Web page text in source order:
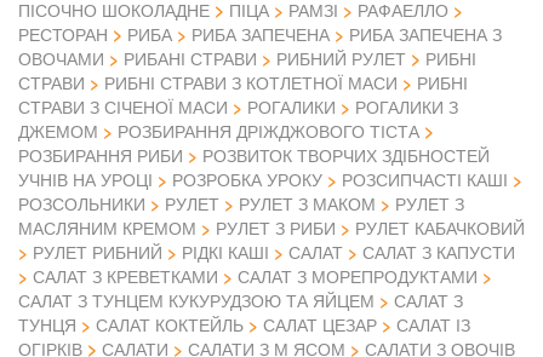
ПІСОЧНО ШОКОЛАДНЕ
ПІЦА РАМЗІ
РАФАЕЛЛО
РЕСТОРАН
РИБА РИБА ЗАПЕЧЕНА
РИБА ЗАПЕЧЕНА З
ОВОЧАМИ
РИБАНІ СТРАВИ РИБНИЙ РУЛЕТ
РИБНІ
СТРАВИ
РИБНІ СТРАВИ З КОТЛЕТНОЇ МАСИ
РИБНІ
СТРАВИ З СІЧЕНОЇ МАСИ
РОГАЛИКИ
РОГАЛИКИ З
ДЖЕМОМ
РОЗБИРАННЯ ДРІЖДЖОВОГО ТІСТА
РОЗБИРАННЯ РИБИ
РОЗВИТОК ТВОРЧИХ ЗДІБНОСТЕЙ
УЧНІВ НА УРОЦІ
РОЗРОБКА УРОКУ
РОЗСИПЧАСТІ КАШІ
РОЗСОЛЬНИКИ
РУЛЕТ РУЛЕТ З МАКОМ
РУЛЕТ З
МАСЛЯНИМ КРЕМОМ
РУЛЕТ З РИБИ
РУЛЕТ КАБАЧКОВИЙ
РУЛЕТ РИБНИЙ
РІДКІ КАШІ САЛАТ
САЛАТ З КАПУСТИ
САЛАТ З КРЕВЕТКАМИ
САЛАТ З МОРЕПРОДУКТАМИ
САЛАТ З ТУНЦЕМ КУКУРУДЗОЮ ТА ЯЙЦЕМ
САЛАТ З
ТУНЦЯ
САЛАТ КОКТЕЙЛЬ САЛАТ ЦЕЗАР
САЛАТ ІЗ
ОГІРКІВ
САЛАТИ САЛАТИ З М ЯСОМ
САЛАТИ З ОВОЧІВ